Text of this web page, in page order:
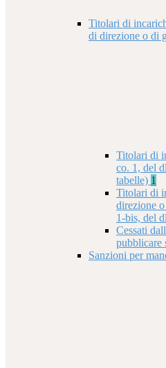
Titolari di
di direzione o di
Titolari di
co. 1, del
tabelle) 1
Titolari di
direzione
1-bis, del
Cessati
pubblicare
Sanzioni per